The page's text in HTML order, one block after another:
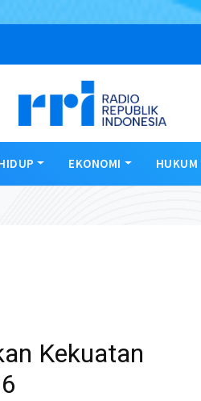
EKONOMI HUKUM
Kekuatan